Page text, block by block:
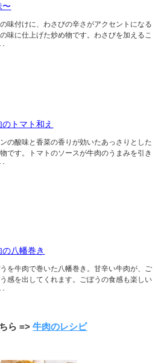
〜
味付けに、わさびの辛さがアクセントになる
味に仕上げた炒め物です。わさびを加えるこ
のトマト和え
の酸味と香菜の香りが効いたあっさりとした
です。トマトのソースが牛肉のうまみを引き
の八幡巻き
を牛肉で巻いた八幡巻き。甘辛い牛肉が、ご
感を出してくれます。ごぼうの食感も楽しい
ら =>牛肉のレシピ